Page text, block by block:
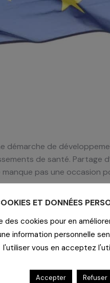
démarche de
de santé. Partage
pas une
à intégrer dans la vie
importante est
planète tout entière !
est hautement
l’enregistrement
ET DONNÉES
des cookies pour en
information personnelle
l'utiliser vous en acceptez
Accepter Refuser